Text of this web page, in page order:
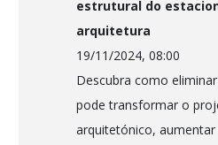
estrutural do
arquitetura
19/11/2024, 08:00
Descubra como
pode transformar o
arquitetónico, aumentar